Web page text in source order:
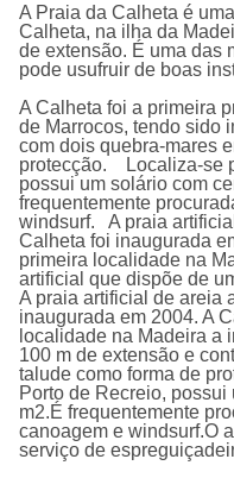
A Praia da Calheta é
Calheta, na ilha da
de extensão. É uma das
pode usufruir de boas
A Calheta foi a primeira
de Marrocos, tendo sido
com dois quebra-mares
protecção. Localiza-se
possui um solário com
frequentemente
windsurf. A praia
Calheta foi inaugurada
primeira localidade na
artificial que dispõe de
A praia artificial de areia
inaugurada em 2004. A
localidade na Madeira a
100 m de extensão e
talude como forma de
Porto de Recreio,
m2.É frequentemente
canoagem e windsurf.O
serviço de